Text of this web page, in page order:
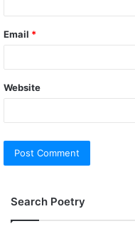
Email *
Website
Search Poetry